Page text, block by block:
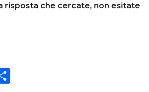
risposta che cercate, non esitate